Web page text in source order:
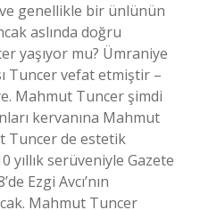
ve genellikle bir ünlünün
aslında doğru
yaşıyor mu? Ümraniye
Tuncer vefat etmiştir –
Mahmut Tuncer şimdi
kervanına Mahmut
Tuncer de estetik
yıllık serüveniyle Gazete
Ezgi Avcı’nın
Mahmut Tuncer